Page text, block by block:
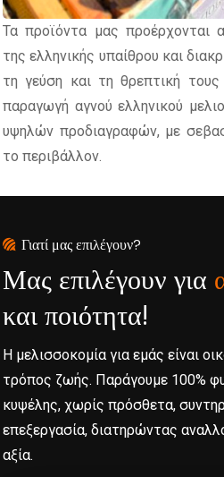
Τα προϊόντα μας προέρχονται
της ελληνικής υπαίθρου και
τη γεύση και τη θρεπτική
παραγωγή αγνού ελληνικού
υψηλών προδιαγραφών, με
το περιβάλλον.
Γιατί μας επιλέγουν?
Μας επιλέγουν για
και ποιότητα!
Η μελισσοκομία για εμάς είναι
τρόπος ζωής. Παράγουμε 100%
κυψέλης, χωρίς πρόσθετα,
επεξεργασία, διατηρώντας
αξία.